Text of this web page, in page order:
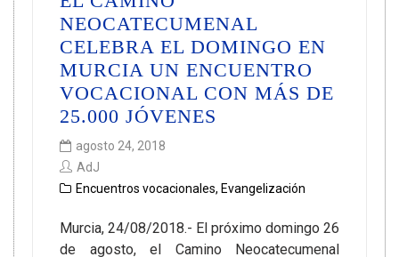
NEOCATECUMENAL
CELEBRA EL DOMINGO EN
MURCIA UN ENCUENTRO
VOCACIONAL CON MÁS DE
25.000 JÓVENES
agosto 24, 2018
AdJ
Encuentros vocacionales, Evangelización
Murcia, 24/08/2018.- El próximo domingo 26
de agosto, el Camino Neocatecumenal